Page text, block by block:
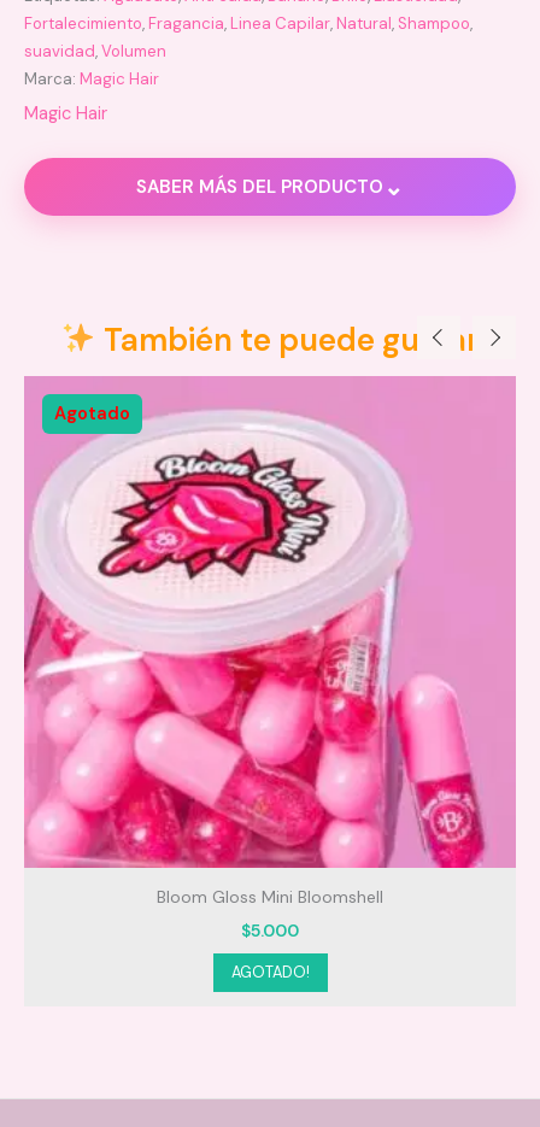
Fortalecimiento, Fragancia, Linea Capilar, Natural, Shampoo,
suavidad,Volumen
Marca: Magic Hair
Magic Hair
SABER MÁS DEL PRODUCTO ⌄
Valoraciones (0)
Aplica sobre el cabello húmedo.
También te puede gustar
Agotado
Bloom Gloss Mini Bloomshell
$5.000
AGOTADO!